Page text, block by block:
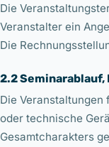
Die
Veranstalter ein
Die
2.2
Die
oder technische
Gesamtcharakters